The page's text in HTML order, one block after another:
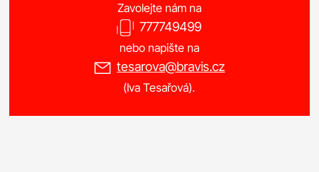
Zavolejte nám na
777749499
nebo napište na
tesarova@bravis.cz
(Iva Tesařová).